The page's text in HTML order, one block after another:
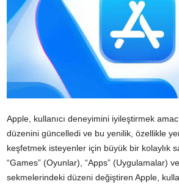
Apple, kullanıcı deneyimini iyileştirmek
düzenini güncelledi ve bu yenilik, özellikle
keşfetmek isteyenler için büyük bir kolaylık
“Games” (Oyunlar), “Apps” (Uygulamalar)
sekmelerindeki düzeni değiştiren Apple,